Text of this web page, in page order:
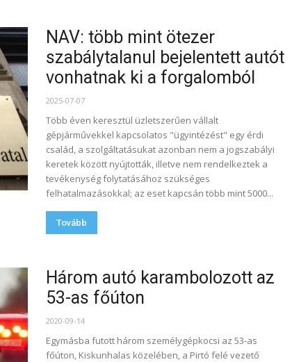
NAV: több mint ötezer
szabálytalanul bejelentett autót
vonhatnak ki a forgalomból
2025-07-07
Több éven keresztül üzletszerűen vállalt
gépjárművekkel kapcsolatos "ügyintézést" egy érdi
család, a szolgáltatásukat azonban nem a jogszabályi
keretek között nyújtották, illetve nem rendelkeztek a
tevékenység folytatásához szükséges
felhatalmazásokkal; az eset kapcsán több mint 5000...
Tovább
Három autó karambolozott az
53-as főúton
2020-09-14
Egymásba futott három személygépkocsi az 53-as
főúton, Kiskunhalas közelében, a Pirtó felé vezető